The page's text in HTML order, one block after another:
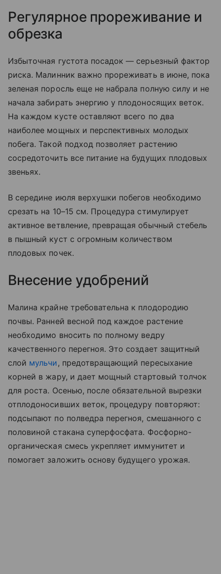
Регулярное прореживание и
обрезка
Избыточная густота посадок — серьезный фактор
риска. Малинник важно прореживать в июне, пока
зеленая поросль еще не набрала полную силу и не
начала забирать энергию у плодоносящих веток.
На каждом кусте оставляют всего по два
наиболее мощных и перспективных молодых
побега. Такой подход позволяет растению
сосредоточить все питание на будущих плодовых
звеньях.
В середине июля верхушки побегов необходимо
срезать на 10–15 см. Процедура стимулирует
активное ветвление, превращая обычный стебель
в пышный куст с огромным количеством
плодовых почек.
Внесение удобрений
Малина крайне требовательна к плодородию
почвы. Ранней весной под каждое растение
необходимо вносить по полному ведру
качественного перегноя. Это создает защитный
слой мульчи, предотвращающий пересыхание
корней в жару, и дает мощный стартовый толчок
для роста. Осенью, после обязательной вырезки
отплодоносивших веток, процедуру повторяют:
подсыпают по полведра перегноя, смешанного с
половиной стакана суперфосфата. Фосфорно-
органическая смесь укрепляет иммунитет и
помогает заложить основу будущего урожая.